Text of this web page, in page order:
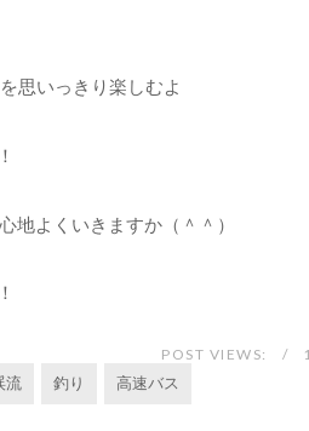
思いっきり楽しむよ
よくいきますか（＾＾）
POST VIEWS:
流 釣り 高速バス